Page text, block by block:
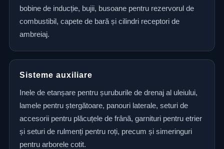
bobine de inducție, bujii, busoane pentru rezervorul de
combustibil, capete de bară și cilindri receptori de
ambreiaj.
Sisteme auxiliare
Inele de etanșare pentru șuruburile de drenaj al uleiului,
lamele pentru ștergătoare, panouri laterale, seturi de
accesorii pentru plăcuțele de frână, garnituri pentru etrier
și seturi de rulmenți pentru roți, precum și simeringuri
pentru arborele cotit.